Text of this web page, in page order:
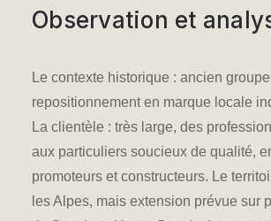
Observation et
Le contexte historique : ancien
repositionnement en marque locale
La clientèle : très large, des
aux particuliers soucieux de qualité,
promoteurs et constructeurs. Le
les Alpes, mais extension prévue sur